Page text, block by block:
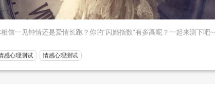
信一见钟情还是爱情长跑？你的“闪婚指数”有多高呢？一起来测下吧
感心理测试 情感心理测试